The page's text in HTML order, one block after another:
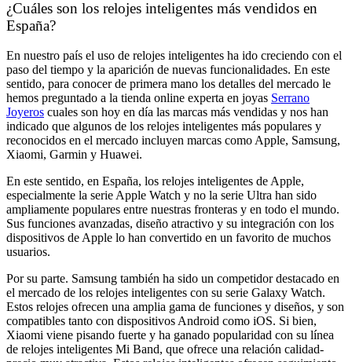
¿Cuáles son los relojes inteligentes más vendidos en
España?
En nuestro país el uso de relojes inteligentes ha ido creciendo con el
paso del tiempo y la aparición de nuevas funcionalidades. En este
sentido, para conocer de primera mano los detalles del mercado le
hemos preguntado a la tienda online experta en joyas Serrano
Joyeros cuales son hoy en día las marcas más vendidas y nos han
indicado que algunos de los relojes inteligentes más populares y
reconocidos en el mercado incluyen marcas como Apple, Samsung,
Xiaomi, Garmin y Huawei.
En este sentido, en España, los relojes inteligentes de Apple,
especialmente la serie Apple Watch y no la serie Ultra han sido
ampliamente populares entre nuestras fronteras y en todo el mundo.
Sus funciones avanzadas, diseño atractivo y su integración con los
dispositivos de Apple lo han convertido en un favorito de muchos
usuarios.
Por su parte. Samsung también ha sido un competidor destacado en
el mercado de los relojes inteligentes con su serie Galaxy Watch.
Estos relojes ofrecen una amplia gama de funciones y diseños, y son
compatibles tanto con dispositivos Android como iOS. Si bien,
Xiaomi viene pisando fuerte y ha ganado popularidad con su línea
de relojes inteligentes Mi Band, que ofrece una relación calidad-